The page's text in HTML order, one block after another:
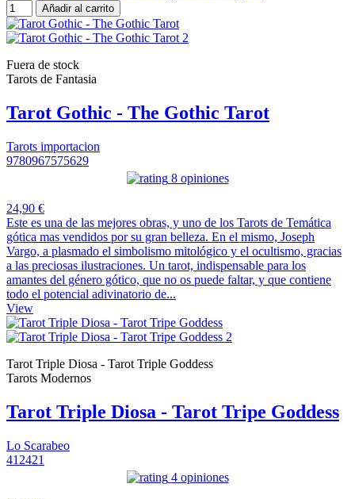
Añadir al carrito
Fuera de stock
Tarots de Fantasia
Tarot Gothic - The Gothic Tarot
Tarots importacion
9780967575629
8 opiniones
24,90 €
Este es una de las mejores obras, y uno de los Tarots de Temática
gótica mas vendidos por su gran belleza. En el mismo, Joseph
Vargo, a plasmado el simbolismo mitológico y el ocultismo, gracias
a las preciosas ilustraciones. Un tarot, indispensable para los
amantes del género gótico, que no os puede faltar, y que contiene
todo el potencial adivinatorio de...
View
Tarot Triple Diosa - Tarot Triple Goddess
Tarots Modernos
Tarot Triple Diosa - Tarot Tripe Goddess
Lo Scarabeo
412421
4 opiniones